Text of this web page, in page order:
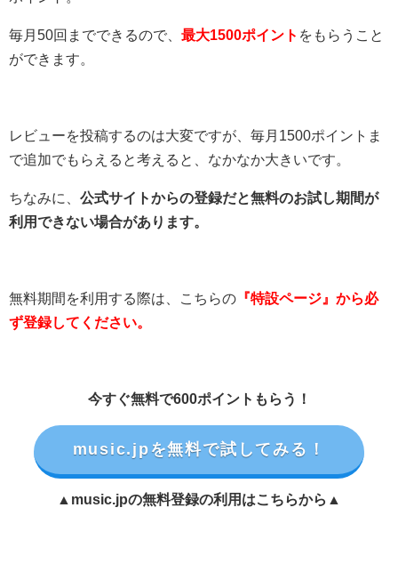
毎月50回までできるので、 最大1500ポイント をもらうこと
ができます。
レビューを投稿するのは大変ですが、毎月1500ポイントま
で追加でもらえると考えると、なかなか大きいです。
ちなみに、 公式サイトからの登録だと無料のお試し期間が
利用できない場合があります。
無料期間を利用する際は、こちらの 『特設ページ』から必
ず登録してください。
今すぐ無料で600ポイントもらう！
music.jpを無料で試してみる！
▲music.jpの無料登録の利用はこちらから▲